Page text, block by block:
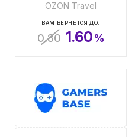
OZON Travel
ВАМ ВЕРНЕТСЯ ДО:
0.80 1.60%